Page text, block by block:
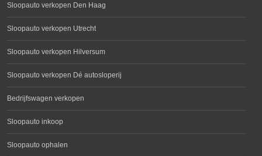
Sloopauto verkopen Den Haag
Sloopauto verkopen Utrecht
Sloopauto verkopen Hilversum
Sloopauto verkopen Dé autosloperij
Bedrijfswagen verkopen
Sloopauto inkoop
Sloopauto ophalen